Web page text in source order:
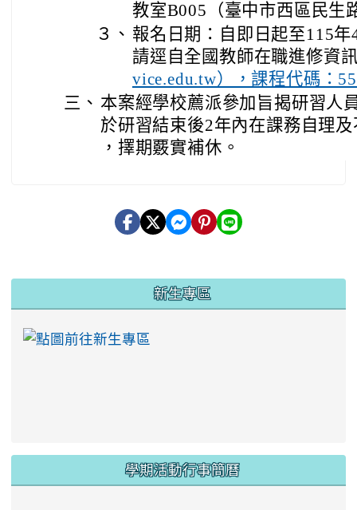
教室B005（臺中市西區民生
３、 報名日期：自即日起至115
請逕自全國教師在職進修資
vice.edu.tw），課程代碼：
三、 本案經學校薦派參加旨揭研習人
於研習結束後2年內在課務自理
，擇期覈實補休。
新生專區
學期活動行事簡曆